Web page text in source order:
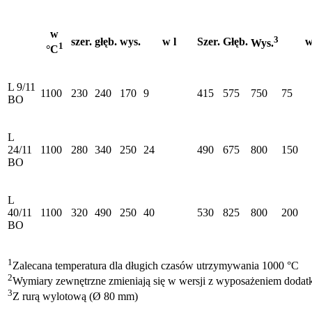
w
°C1 szer. głęb. wys. w l Szer. Głęb. Wys.3
L 9/11
BO
1100 230 240 170 9 415 575 750 75
L
24/11
BO
1100 280 340 250 24 490 675 800 150
L
40/11
BO
1100 320 490 250 40 530 825 800 200
1 Zalecana temperatura dla długich czasów utrzymywania 1000 °C
2Wymiary zewnętrzne zmieniają się w wersji z wyposażeniem
3Z rurą wylotową (Ø 80 mm)